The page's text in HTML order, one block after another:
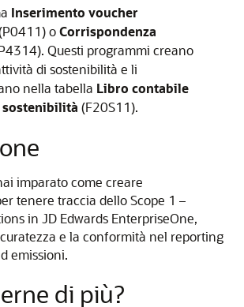
Inserimento voucher
oCorrispondenza
Questi programmi creano
di sostenibilità e li
nella tabella Libro contabile
(F20S11).
imparato come creare
tenere traccia dello Scope 1 –
in JD Edwards EnterpriseOne,
e la conformità nel reporting
emissioni.
di più?